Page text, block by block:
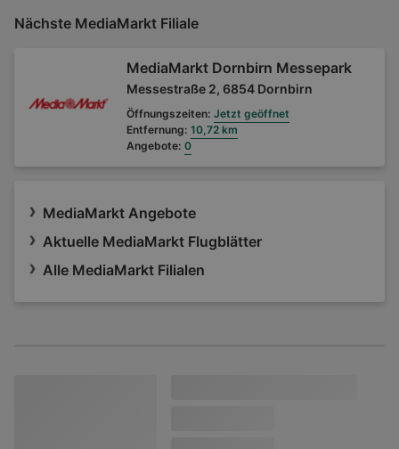
Nächste MediaMarkt Filiale
MediaMarkt Dornbirn Messepark
Messestraße 2, 6854 Dornbirn
Öffnungszeiten: Jetzt geöffnet
Entfernung: 10,72 km
Angebote: 0
MediaMarkt Angebote
Aktuelle MediaMarkt Flugblätter
Alle MediaMarkt Filialen